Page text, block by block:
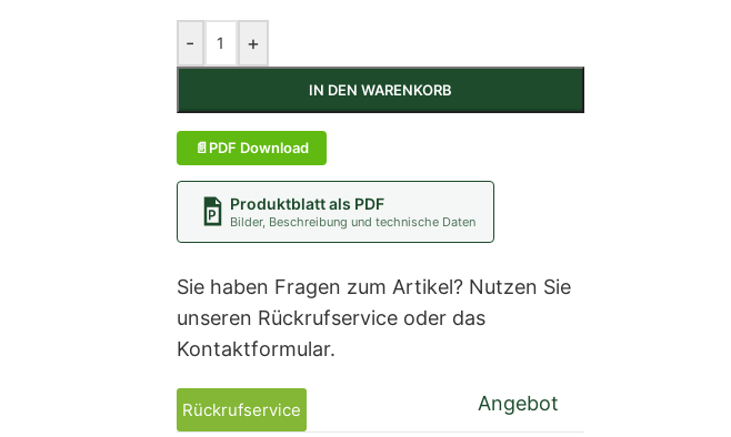
- +
IN DEN WARENKORB
PDF Download
Produktblatt als PDF
Bilder, Beschreibung und technische Daten
Sie haben Fragen zum Artikel? Nutzen Sie
unseren Rückrufservice oder das
Kontaktformular.
Rückrufservice Angebot